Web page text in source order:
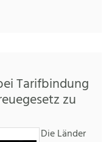
Tarifbindung
zu
Die Länder